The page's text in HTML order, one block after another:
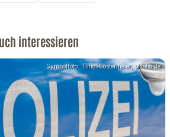
interessieren
Symbolfoto: Timo Klostermeier, pixelio.de